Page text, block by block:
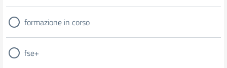
formazione in corso
fse+